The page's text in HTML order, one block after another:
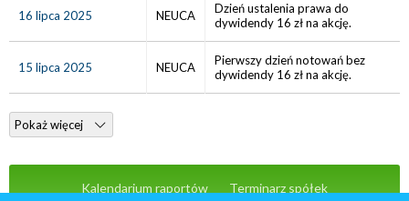
16 lipca 2025 NEUCA
Dzień ustalenia prawa do
dywidendy 16 zł na akcję.
15 lipca 2025 NEUCA
Pierwszy dzień notowań bez
dywidendy 16 zł na akcję.
Pokaż więcej
Kalendarium raportów Terminarz spółek